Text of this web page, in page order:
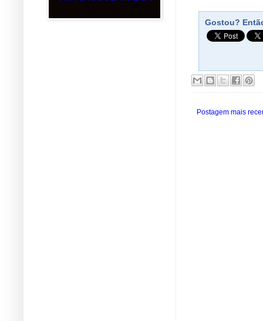
Gostou?
Postagem mais